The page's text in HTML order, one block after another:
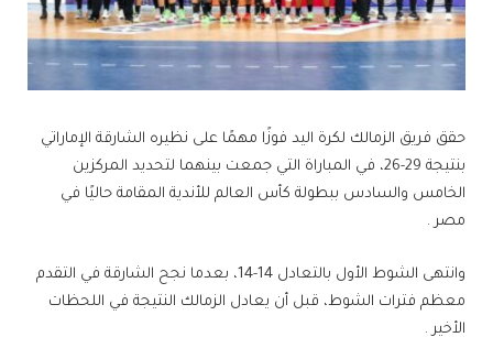
حقق فريق ​الزمالك​ لكرة اليد فوزًا مهمًا على نظيره ​الشارقة الإماراتي​
بنتيجة 29-26، في المباراة التي جمعت بينهما لتحديد المركزين
الخامس والسادس ببطولة كأس العالم للأندية المقامة حاليًا في
مصر .
وانتهى الشوط الأول بالتعادل 14-14، بعدما نجح الشارقة في التقدم
معظم فترات الشوط، قبل أن يعادل الزمالك النتيجة في اللحظات
الأخير .